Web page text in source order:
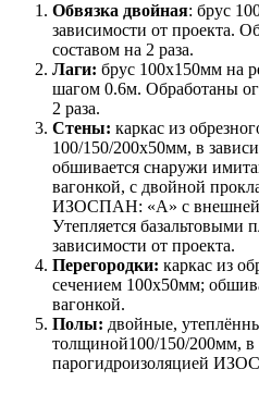
Обвязка двойная: брус
зависимости от проекта.
составом на 2 раза.
Лаги: брус 100х150мм на
шагом 0.6м. Обработаны
2 раза.
Стены: каркас из
100/150/200х50мм, в
обшивается снаружи
вагонкой, с двойной
ИЗОСПАН: «А» с внешней
Утепляется базальтовыми
зависимости от проекта.
Перегородки: каркас из
сечением 100х50мм;
вагонкой.
Полы: двойные,
толщиной100/150/200мм, в
парогидроизоляцией